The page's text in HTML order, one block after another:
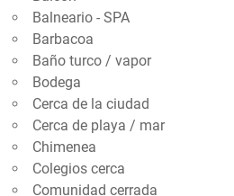
Balneario - SPA
Barbacoa
Baño turco / vapor
Bodega
Cerca de la ciudad
Cerca de playa / mar
Chimenea
Colegios cerca
Comunidad cerrada